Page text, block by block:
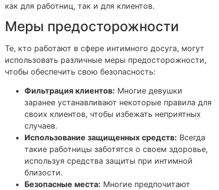
как для работниц, так и для клиентов.
Меры предосторожности
Те, кто работают в сфере интимного досуга, могут
использовать различные меры предосторожности,
чтобы обеспечить свою безопасность:
Фильтрация клиентов: Многие девушки
заранее устанавливают некоторые правила для
своих клиентов, чтобы избежать неприятных
случаев.
Использование защищенных средств: Всегда
такие работницы заботятся о своем здоровье,
используя средства защиты при интимной
близости.
Безопасные места: Многие предпочитают